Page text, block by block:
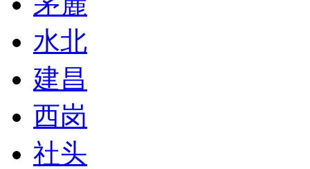
水北
建昌
西岗
社头